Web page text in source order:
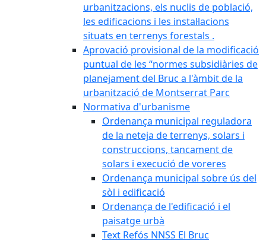
urbanitzacions, els nuclis de població,
les edificacions i les instal·lacions
situats en terrenys forestals .
Aprovació provisional de la modificació
puntual de les “normes subsidiàries de
planejament del Bruc a l'àmbit de la
urbanització de Montserrat Parc
Normativa d'urbanisme
Ordenança municipal reguladora
de la neteja de terrenys, solars i
construccions, tancament de
solars i execució de voreres
Ordenança municipal sobre ús del
sòl i edificació
Ordenança de l'edificació i el
paisatge urbà
Text Refós NNSS El Bruc